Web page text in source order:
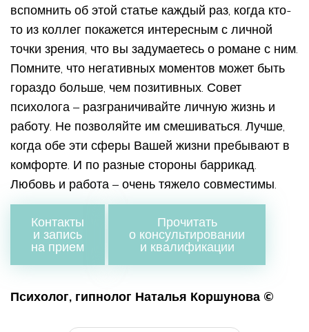
вспомнить об этой статье каждый раз, когда кто-
то из коллег покажется интересным с личной
точки зрения, что вы задумаетесь о романе с ним.
Помните, что негативных моментов может быть
гораздо больше, чем позитивных. Совет
психолога – разграничивайте личную жизнь и
работу. Не позволяйте им смешиваться. Лучше,
когда обе эти сферы Вашей жизни пребывают в
комфорте. И по разные стороны баррикад.
Любовь и работа – очень тяжело совместимы.
Контакты
и запись
на прием
Прочитать
о консультировании
и квалификации
Психолог, гипнолог Наталья Коршунова ©